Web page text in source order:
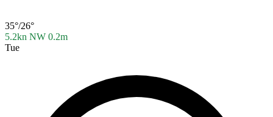
35°/26°
5.2kn NW 0.2m
Tue